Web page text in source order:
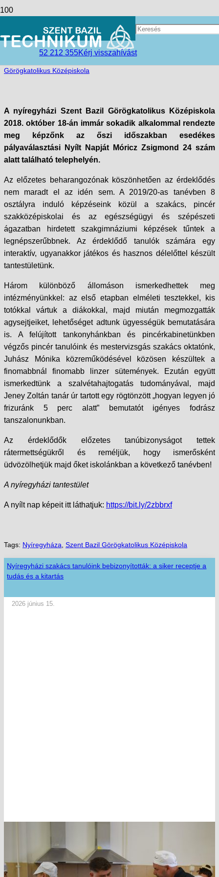
52 212 355Kérj visszahívást
Mondd, te kit választanál?
access_time2018-10-21
Hírek,Nyíregyházi Tagintézmény
Görögkatolikus Középiskola
A nyíregyházi Szent Bazil Görögkatolikus Középiskola
2018. október 18-án immár sokadik alkalommal rendezte
meg képzőnk az őszi időszakban esedékes
pályaválasztási Nyílt Napját Móricz Zsigmond 24 szám
alatt található telephelyén.
Az előzetes beharangozónak köszönhetően az érdeklődés
nem maradt el az idén sem. A 2019/20-as tanévben 8
osztályra induló képzéseink közül a szakács, pincér
szakközépiskolai és az egészségügyi és szépészeti
ágazatban hirdetett szakgimnáziumi képzések tűntek a
legnépszerűbbnek. Az érdeklődő tanulók számára egy
interaktív, ugyanakkor játékos és hasznos délelőttel készült
tantestületünk.
Három különböző állomáson ismerkedhettek meg
intézményünkkel: az első etapban elméleti tesztekkel, kis
totókkal vártuk a diákokkal, majd miután megmozgatták
agysejtjeiket, lehetőséget adtunk ügyességük bemutatására
is. A felújított tankonyhánkban és pincérkabinetünkben
végzős pincér tanulóink és mestervizsgás szakács oktatónk,
Juhász Mónika közreműködésével közösen készültek a
finomabbnál finomabb linzer sütemények. Ezután együtt
ismerkedtünk a szalvétahajtogatás tudományával, majd
Jeney Zoltán tanár úr tartott egy rögtönzött „hogyan legyen jó
frizuránk 5 perc alatt” bemutatót igényes fodrász
tanszalonunkban.
Az érdeklődők előzetes tanúbizonyságot tettek
rátermettségükről és reméljük, hogy ismerősként
üdvözölhetjük majd őket iskolánkban a következő tanévben!
A nyíregyházi tantestület
A nyílt nap képeit itt láthatjuk: https://bit.ly/2zbbrxf
Tags: Nyíregyháza Szent Bazil Görögkatolikus Középiskola
Nyíregyházi szakács tanulóink bebizonyították: a siker receptje a
tudás és a kitartás
2026 június 15.